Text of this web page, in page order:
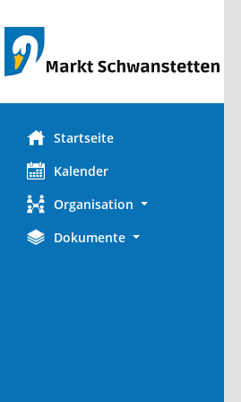
Startseite
Kalender
Organisation
Dokumente